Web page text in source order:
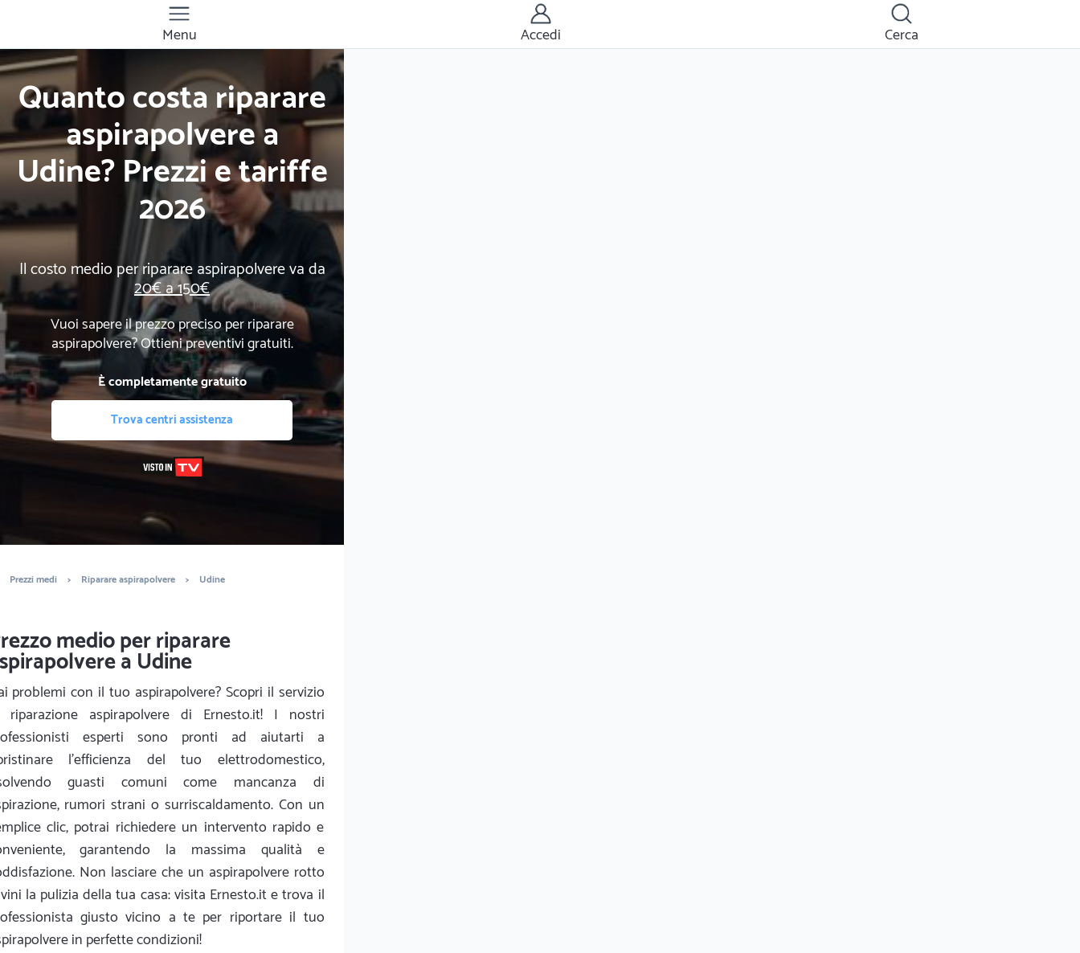
Quanto costa riparare
aspirapolvere a
Udine? Prezzi e tariffe
2026
Il costo medio per riparare aspirapolvere va da
20€ a 150€
Vuoi sapere il prezzo preciso per riparare
aspirapolvere? Ottieni preventivi gratuiti.
È completamente gratuito
Trova centri assistenza
Prezzi medi > Riparare aspirapolvere > Udine
medio per riparare
a Udine
problemi con il tuo aspirapolvere? Scopri il servizio
aspirapolvere di Ernesto.it! I nostri
esperti sono pronti ad aiutarti a
l'efficienza del tuo elettrodomestico,
guasti comuni come mancanza di
rumori strani o surriscaldamento. Con un
clic, potrai richiedere un intervento rapido e
garantendo la massima qualità e
Non lasciare che un aspirapolvere rotto
la pulizia della tua casa: visita Ernesto.it e trova il
giusto vicino a te per riportare il tuo
in perfette condizioni!
Menu Accedi Cerca